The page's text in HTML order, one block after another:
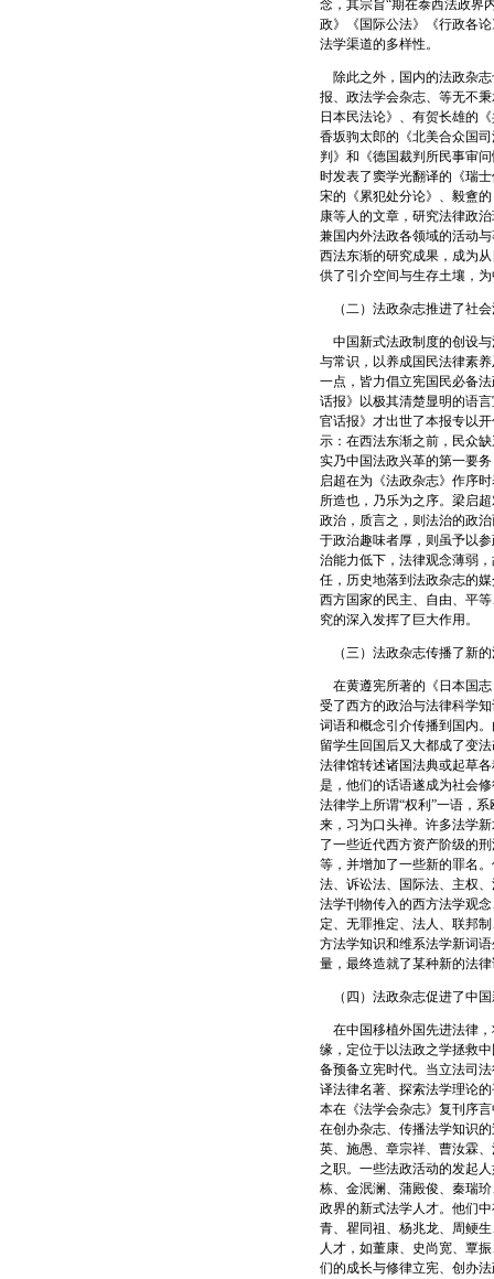
念，其宗旨“期在泰西法政界
政》《国际公法》《行政各
法学渠道的多样性。
除此之外，国内的法政杂志
报、政法学会杂志、等无不
日本民法论》、有贺长雄的
香坂驹太郎的《北美合众国
判》和《德国裁判所民事审
时发表了窦学光翻译的《瑞
宋的《累犯处分论》、毅盦
康等人的文章，研究法律政
兼国内外法政各领域的活动
西法东渐的研究成果，成为
供了引介空间与生存土壤，
（二）法政杂志推进了社
中国新式法政制度的创设与
与常识，以养成国民法律素
一点，皆力倡立宪国民必备
话报》以极其清楚显明的语
官话报》才出世了本报专以
示：在西法东渐之前，民众
实乃中国法政兴革的第一要
启超在为《法政杂志》作序
所造也，乃乐为之序。梁启
政治，质言之，则法治的政
于政治趣味者厚，则虽予以
治能力低下，法律观念薄弱
任，历史地落到法政杂志的
西方国家的民主、自由、平
究的深入发挥了巨大作用。
（三）法政杂志传播了新的
在黄遵宪所著的《日本国志
受了西方的政治与法律科学
词语和概念引介传播到国内
留学生回国后又大都成了变
法律馆转述诸国法典或起草
是，他们的话语遂成为社会
法律学上所谓“权利”一语，
来，习为口头禅。许多法学
了一些近代西方资产阶级的
等，并增加了一些新的罪名
法、诉讼法、国际法、主权
法学刊物传入的西方法学观
定、无罪推定、法人、联邦
方法学知识和维系法学新词
量，最终造就了某种新的法
（四）法政杂志促进了中
在中国移植外国先进法律，
缘，定位于以法政之学拯救
备预备立宪时代。当立法司
译法律名著、探索法学理论
本在《法学会杂志》复刊序
在创办杂志、传播法学知识
英、施愚、章宗祥、曹汝霖
之职。一些法政活动的发起
栋、金泯澜、蒲殿俊、秦瑞
政界的新式法学人才。他们
青、瞿同祖、杨兆龙、周鲠
人才，如董康、史尚宽、覃
们的成长与修律立宪、创办